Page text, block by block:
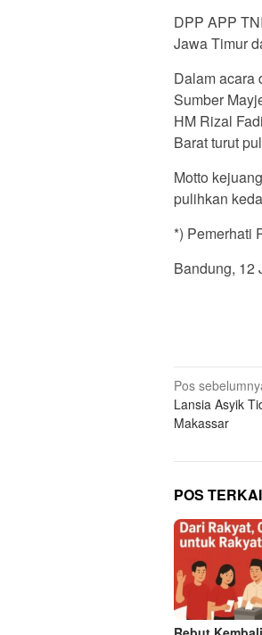
DPP APP
Jawa Timur
Dalam acara
Sumber
HM Rizal
Barat turut
Motto
pulihkan
*) Pemerhati
Bandung, 12
pos
Pos
Lansia Asyik
Makassar
POS